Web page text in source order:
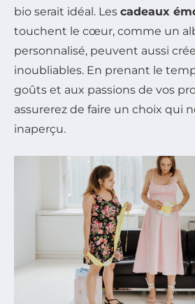
bio serait idéal. Les cadeaux
touchent le cœur, comme un
personnalisé, peuvent aussi
inoubliables. En prenant le
goûts et aux passions de vos
assurerez de faire un choix qui
inaperçu.